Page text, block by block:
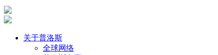
关于普洛斯
全球网络